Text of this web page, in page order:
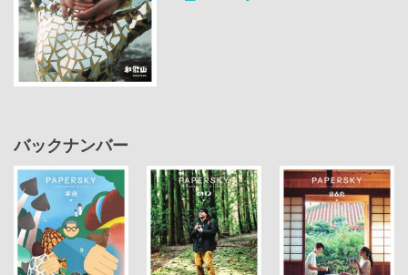
バックナンバー